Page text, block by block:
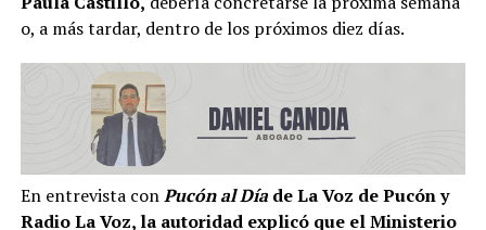
o, a más tardar, dentro de los próximos diez días.
En entrevista conPucón al Díade La Voz de Pucón y
Radio La Voz, la autoridad explicó que el Ministerio